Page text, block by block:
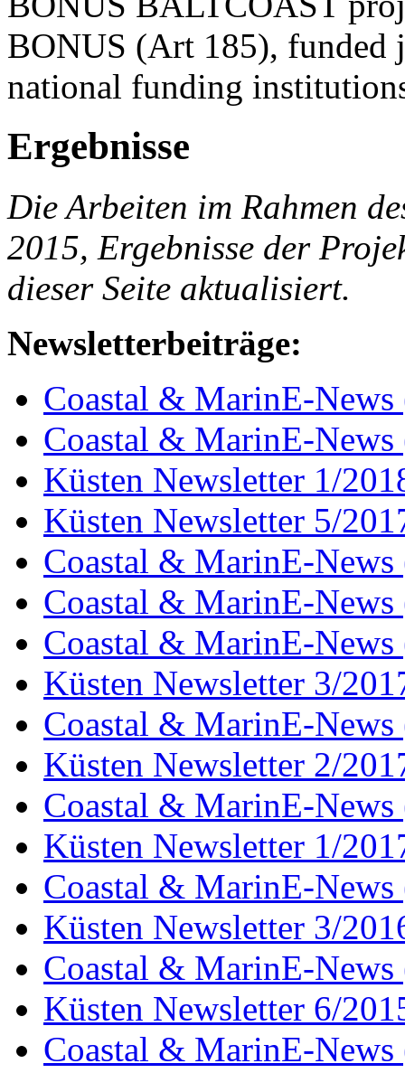
BONUS (Art 185), funded
national funding
Ergebnisse
Die Arbeiten im Rahmen
2015, Ergebnisse der
dieser Seite aktualisiert.
Newsletterbeiträge:
Coastal & MarinE-
Coastal & MarinE-
Küsten Newsletter 1/
Küsten Newsletter 5/
Coastal & MarinE-
Coastal & MarinE-
Coastal & MarinE-
Küsten Newsletter 3/
Coastal & MarinE-
Küsten Newsletter 2/
Coastal & MarinE-
Küsten Newsletter 1/
Coastal & MarinE-
Küsten Newsletter 3/
Coastal & MarinE-
Küsten Newsletter 6/
Coastal & MarinE-News